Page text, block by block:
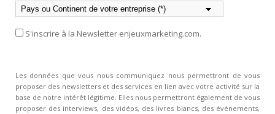
S'inscrire à la Newsletter enjeuxmarketing.com.
Les données que vous nous communiquez nous permettront de vous
proposer des newsletters et des services en lien avec votre activité sur la
base de notre intérêt légitime. Elles nous permettront également de vous
proposer des interviews, des vidéos, des livres blancs, des événements,